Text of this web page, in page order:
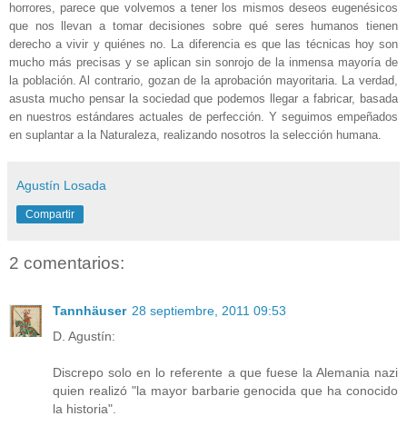
horrores, parece que volvemos a tener los mismos deseos eugenésicos
que nos llevan a tomar decisiones sobre qué seres humanos tienen
derecho a vivir y quiénes no. La diferencia es que las técnicas hoy son
mucho más precisas y se aplican sin sonrojo de la inmensa mayoría de
la población. Al contrario, gozan de la aprobación mayoritaria. La verdad,
asusta mucho pensar la sociedad que podemos llegar a fabricar, basada
en nuestros estándares actuales de perfección. Y seguimos empeñados
en suplantar a la Naturaleza, realizando nosotros la selección humana.
Agustín Losada
Compartir
2 comentarios:
Tannhäuser 28 septiembre, 2011 09:53
D. Agustín:
Discrepo solo en lo referente a que fuese la Alemania nazi
quien realizó "la mayor barbarie genocida que ha conocido
la historia".